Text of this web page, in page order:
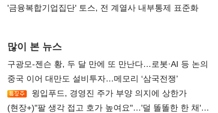
'금융복합기업집단' 토스, 전 계열사 내부통제 표준화
많이 본 뉴스
구광모-젠슨 황, 두 달 만에 또 만난다…로봇·AI 등 논의
중국 이어 대만도 설비투자…메모리 ‘삼국전쟁’
윙입푸드, 경영진 주가 부양 의지에 상한가
(현장+)"팔 생각 접고 호가 높여요"…'덜 똘똘한 한 채'